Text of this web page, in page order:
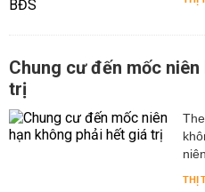
Chung cư đến mốc
trị
THỊ